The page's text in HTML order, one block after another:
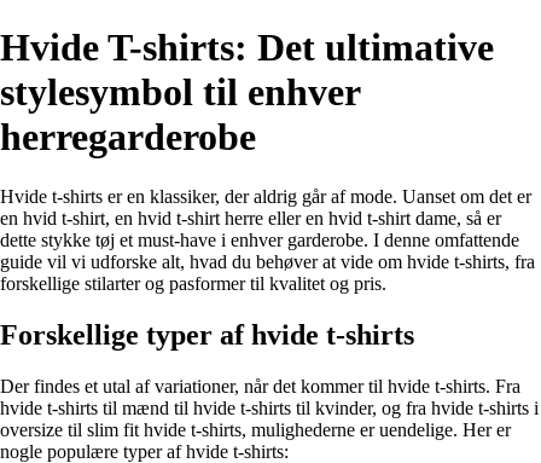
Hvide T-shirts: Det ultimative
stylesymbol til enhver
herregarderobe
Hvide t-shirts er en klassiker, der aldrig går af mode. Uanset om det er
en hvid t-shirt, en hvid t-shirt herre eller en hvid t-shirt dame, så er
dette stykke tøj et must-have i enhver garderobe. I denne omfattende
guide vil vi udforske alt, hvad du behøver at vide om hvide t-shirts, fra
forskellige stilarter og pasformer til kvalitet og pris.
Forskellige typer af hvide t-shirts
Der findes et utal af variationer, når det kommer til hvide t-shirts. Fra
hvide t-shirts til mænd til hvide t-shirts til kvinder, og fra hvide t-shirts i
oversize til slim fit hvide t-shirts, mulighederne er uendelige. Her er
nogle populære typer af hvide t-shirts: